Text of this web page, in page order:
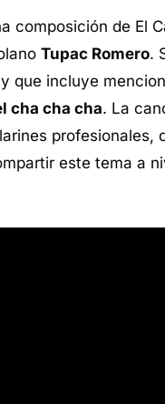
composición de El
Tupac Romero.
que incluye
cha cha cha. La
profesionales,
este tema a